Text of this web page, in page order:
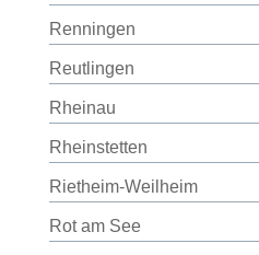
Renningen
Reutlingen
Rheinau
Rheinstetten
Rietheim-Weilheim
Rot am See